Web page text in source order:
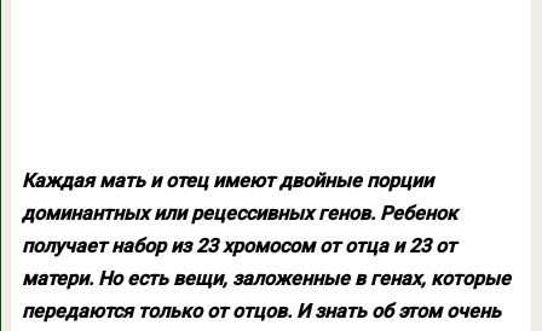
Каждая мать и отец имеют двойные порции
доминантных или рецессивных генов. Ребенок
получает набор из 23 хромосом от отца и 23 от
матери. Но есть вещи, заложенные в генах, которые
передаются только от отцов. И знать об этом очень